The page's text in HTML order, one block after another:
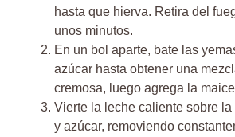
hasta que hierva. Retira del
unos minutos.
En un bol aparte, bate las
azúcar hasta obtener una
cremosa, luego agrega la
Vierte la leche caliente sobre
y azúcar, removiendo